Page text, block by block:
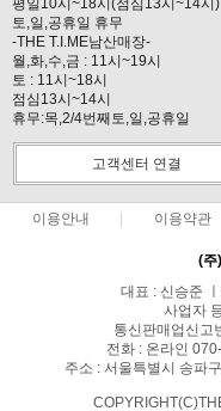
토,일,공휴일 휴무
-THE T.I.ME남산매장-
월,화,수,금 : 11시~19시
토 : 11시~18시
점심13시~14시
휴무:목,2/4번째토,일,공휴일
고객센터 연결
이용안내 이용약관
(주
대표 : 신승준
사업자
통신판매업신고
전화 : 온라인
주소 : 서울특별시 송파